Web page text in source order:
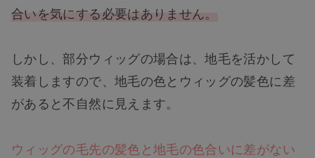
合いを気にする必要はありません。
しかし、部分ウィッグの場合は、地毛を活かして
装着しますので、地毛の色とウィッグの髪色に差
があると不自然に見えます。
ウィッグの毛先の髪色と地毛の色合いに差がない